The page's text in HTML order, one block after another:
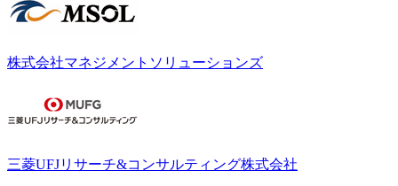
株式会社マネジメントソリューションズ
三菱UFJリサーチ&コンサルティング株式会社